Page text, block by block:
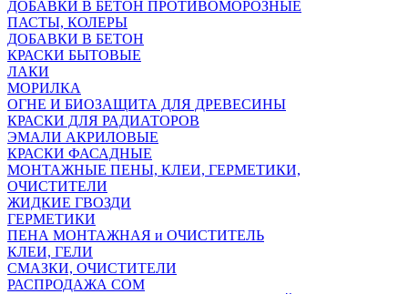
ДОБАВКИ В БЕТОН ПРОТИВОМОРОЗНЫЕ
ПАСТЫ, КОЛЕРЫ
ДОБАВКИ В БЕТОН
КРАСКИ БЫТОВЫЕ
ЛАКИ
МОРИЛКА
ОГНЕ И БИОЗАЩИТА ДЛЯ ДРЕВЕСИНЫ
КРАСКИ ДЛЯ РАДИАТОРОВ
ЭМАЛИ АКРИЛОВЫЕ
КРАСКИ ФАСАДНЫЕ
МОНТАЖНЫЕ ПЕНЫ, КЛЕИ, ГЕРМЕТИКИ,
ОЧИСТИТЕЛИ
ЖИДКИЕ ГВОЗДИ
ГЕРМЕТИКИ
ПЕНА МОНТАЖНАЯ и ОЧИСТИТЕЛЬ
КЛЕИ, ГЕЛИ
СМАЗКИ, ОЧИСТИТЕЛИ
РАСПРОДАЖА СОМ